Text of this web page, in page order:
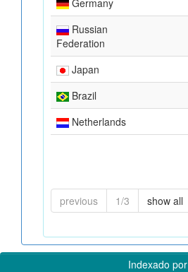
Russian
Federation
Japan
Brazil
Netherlands
previous 1/3 show all
Indexado por